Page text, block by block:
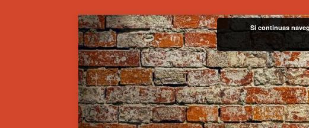
Si continuas